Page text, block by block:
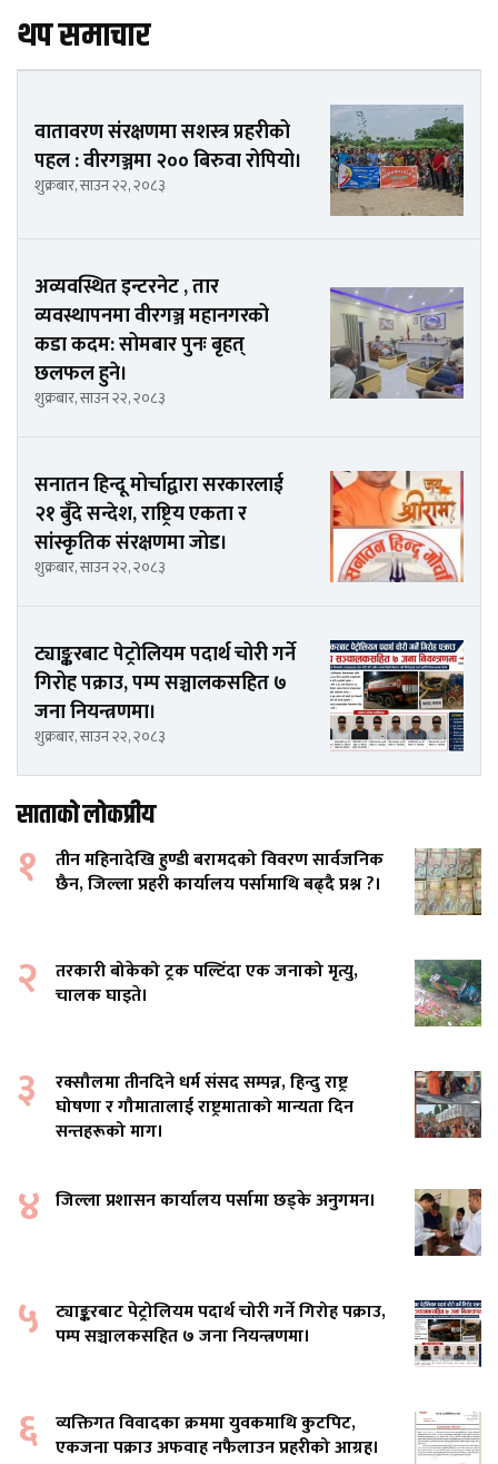
थप समाचार
वातावरण संरक्षणमा सशस्त्र प्रहरीको
पहल : वीरगञ्जमा २०० बिरुवा रोपियो।
शुक्रबार, साउन २२, २०८३
अव्यवस्थित इन्टरनेट , तार
व्यवस्थापनमा वीरगञ्ज महानगरको
कडा कदम: सोमबार पुनः बृहत्
छलफल हुने।
शुक्रबार, साउन २२, २०८३
सनातन हिन्दू मोर्चाद्वारा सरकारलाई
२१ बुँदे सन्देश, राष्ट्रिय एकता र
सांस्कृतिक संरक्षणमा जोड।
शुक्रबार, साउन २२, २०८३
ट्याङ्करबाट पेट्रोलियम पदार्थ चोरी गर्ने
गिरोह पक्राउ, पम्प सञ्चालकसहित ७
जना नियन्त्रणमा।
शुक्रबार, साउन २२, २०८३
साताको लोकप्रीय
१
तीन महिनादेखि हुण्डी बरामदको विवरण सार्वजनिक
छैन, जिल्ला प्रहरी कार्यालय पर्सामाथि बढ्दै प्रश्न ?।
२
तरकारी बोकेको ट्रक पल्टिँदा एक जनाको मृत्यु,
चालक घाइते।
३
रक्सौलमा तीनदिने धर्म संसद सम्पन्न, हिन्दु राष्ट्र
घोषणा र गौमातालाई राष्ट्रमाताको मान्यता दिन
सन्तहरूको माग।
४ जिल्ला प्रशासन कार्यालय पर्सामा छड्के अनुगमन।
५ ट्याङ्करबाट पेट्रोलियम पदार्थ चोरी गर्ने गिरोह पक्राउ,
पम्प सञ्चालकसहित ७ जना नियन्त्रणमा।
६ व्यक्तिगत विवादका क्रममा युवकमाथि कुटपिट,
एकजना पक्राउ अफवाह नफैलाउन प्रहरीको आग्रह।